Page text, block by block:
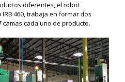
diferentes, el robot
IRB 460, trabaja en formar dos
cada uno de producto.